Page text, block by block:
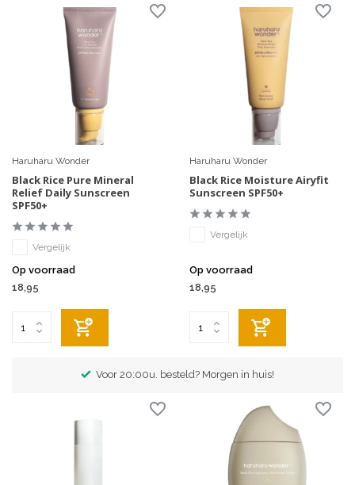
Haruharu Wonder
Black Rice Pure Mineral
Relief Daily Sunscreen
SPF50+
Vergelijk
Op voorraad
18,95
Haruharu Wonder
Black Rice Moisture Airyfit
Sunscreen SPF50+
Vergelijk
Op voorraad
18,95
Voor 20:00u. besteld? Morgen in huis!